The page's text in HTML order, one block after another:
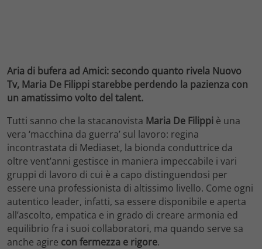
Aria di bufera ad Amici: secondo quanto rivela Nuovo
Tv, Maria De Filippi starebbe perdendo la pazienza con
un amatissimo volto del talent.
Tutti sanno che la stacanovista Maria De Filippi è una
vera ‘macchina da guerra’ sul lavoro: regina
incontrastata di Mediaset, la bionda conduttrice da
oltre vent’anni gestisce in maniera impeccabile i vari
gruppi di lavoro di cui è a capo distinguendosi per
essere una professionista di altissimo livello. Come ogni
autentico leader, infatti, sa essere disponibile e aperta
all’ascolto, empatica e in grado di creare armonia ed
equilibrio fra i suoi collaboratori, ma quando serve sa
anche agire con fermezza e rigore.